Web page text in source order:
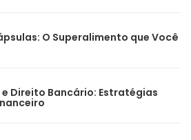
O Superalimento que Você
Direito Bancário: Estratégias